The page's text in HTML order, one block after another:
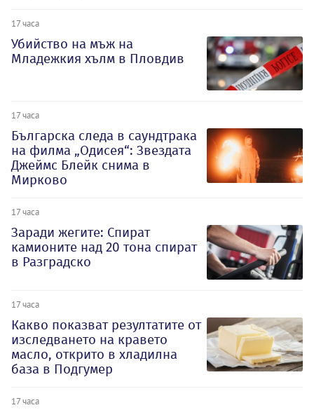
17 часа
Убийство на мъж на
Младежкия хълм в Пловдив
17 часа
Българска следа в саундтрака
на филма „Одисея“: Звездата
Джеймс Блейк снима в
Мирково
17 часа
Заради жегите: Спират
камионите над 20 тона спират
в Разградско
17 часа
Какво показват резултатите от
изследването на кравето
масло, открито в хладилна
база в Подгумер
17 часа